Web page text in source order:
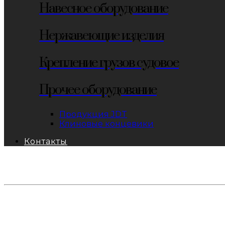
Навесное оборудование
Нержавеющие изделия
Крепление грузов судовое
Прочее оборудование
Продукция JDT
Клиновые концевики
Контакты